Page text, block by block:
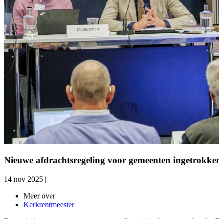
Nieuwe afdrachtsregeling voor gemeenten
14 nov 2025 |
Meer over
Kerkrentmeester